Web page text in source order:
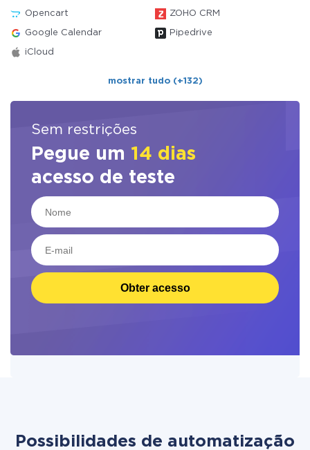
Opencart ZOHO CRM
Google Calendar Pipedrive
iCloud
mostrar tudo (+132)
Sem restrições
Pegue um 14 dias
acesso de teste
Obter acesso
Possibilidades de automatização